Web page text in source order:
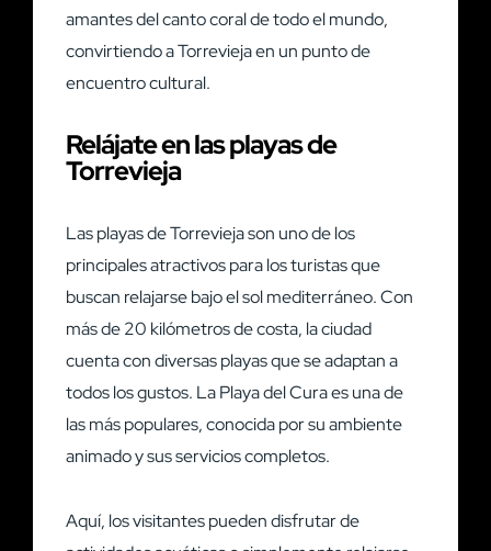
amantes del canto coral de todo el mundo,
convirtiendo a Torrevieja en un punto de
encuentro cultural.
Relájate en las playas de
Torrevieja
Las playas de Torrevieja son uno de los
principales atractivos para los turistas que
buscan relajarse bajo el sol mediterráneo. Con
más de 20 kilómetros de costa, la ciudad
cuenta con diversas playas que se adaptan a
todos los gustos. La Playa del Cura es una de
las más populares, conocida por su ambiente
animado y sus servicios completos.
Aquí, los visitantes pueden disfrutar de